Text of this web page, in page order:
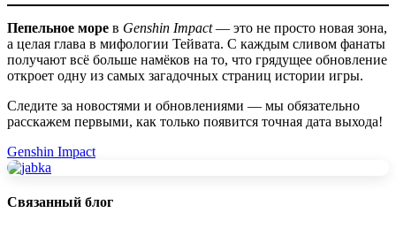
Пепельное море в Genshin Impact— это не просто новая зона,
а целая глава в мифологии Тейвата. С каждым сливом фанаты
получают всё больше намёков на то, что грядущее обновление
откроет одну из самых загадочных страниц истории игры.
Следите за новостями и обновлениями — мы обязательно
расскажем первыми, как только появится точная дата выхода!
Genshin Impact
Связанный блог